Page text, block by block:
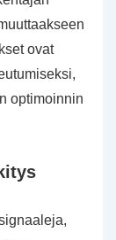
ovat
optimoinnin